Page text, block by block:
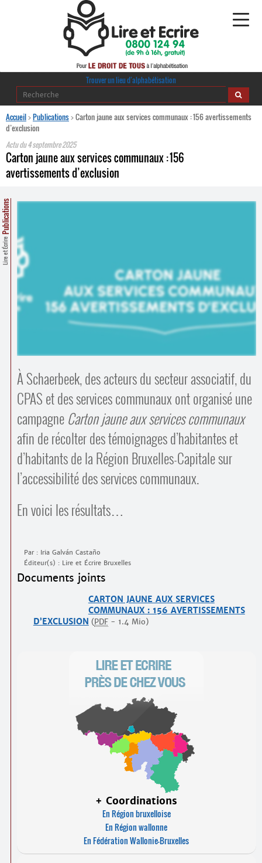
Alphabétisation
Ressources pédagogiques
Comprendre et parler
Bienvenue en Belgique
Trouver un lieu d’alphabétisation
Trouver un lieu d’alphabétisation
Accueil>Publications>Carton jaune aux services communaux : 156 avertissements
d’exclusion
Actu du4 septembre 2025
Carton jaune aux services communaux : 156
avertissements d’exclusion
Lire et Écrire
Publications
À Schaerbeek, des acteurs du secteur associatif, du
CPAS et des services communaux ont organisé une
campagne Carton jaune aux services communaux
afin de récolter des témoignages d’habitantes et
d’habitants de la Région Bruxelles-Capitale sur
l’accessibilité des services communaux.
En voici les résultats…
Par : Iria Galván Castaño
Éditeur(s) : Lire et Écrire Bruxelles
Documents joints
CARTON JAUNE AUX SERVICES
COMMUNAUX : 156 AVERTISSEMENTS
D’EXCLUSION ( PDF- 1.4 Mio)
+ Coordinations
En Région bruxelloise
En Région wallonne
En Fédération Wallonie-Bruxelles